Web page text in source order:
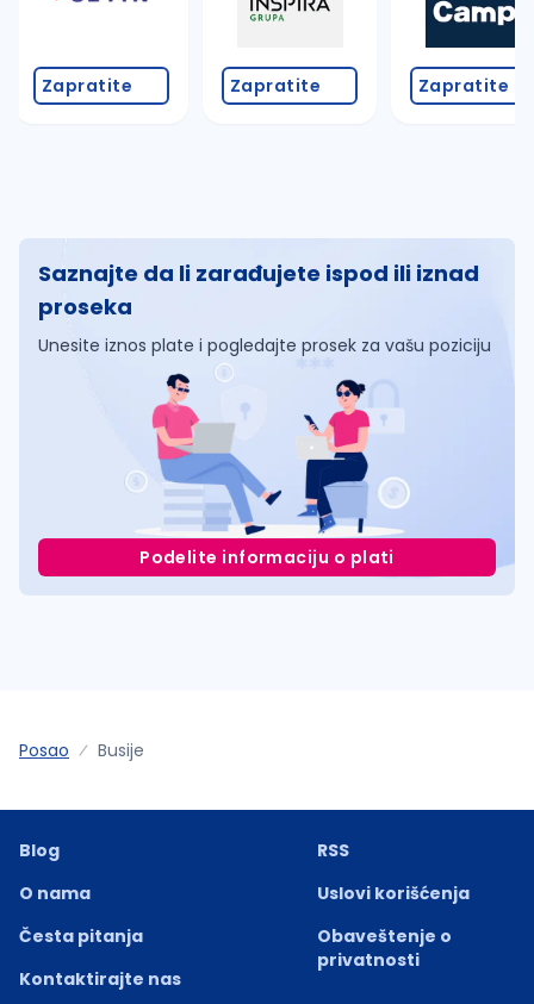
Zapratite Zapratite Zapratite
Saznajte da li zarađujete ispod ili iznad
proseka
Unesite iznos plate i pogledajte prosek za vašu poziciju
Podelite informaciju o plati
Posao Busije
Blog
O nama
Česta pitanja
Kontaktirajte nas
RSS
Uslovi korišćenja
Obaveštenje o
privatnosti